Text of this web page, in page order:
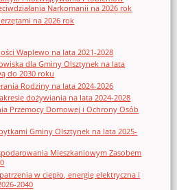
Narkomanii na 2026 rok
na 2026 rok
Waplewo na lata 2021-2028
dla Gminy Olsztynek na lata
do 2030 roku
Rodziny na lata 2024-2026
dożywiania na lata 2024-2028
Przemocy Domowej i Ochrony Osób
Gminy Olsztynek na lata 2025-
Mieszkaniowym Zasobem
w ciepło, energię elektryczna i
2040